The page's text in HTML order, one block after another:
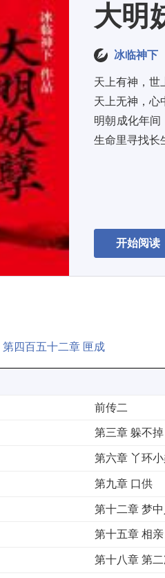
大明
冰临神下
天上有神，世
天上无神，心
明朝成化年间
生命里寻找长
开始阅读
第四百五十二章 匣成
前传二
第三章 躲不掉
第六章 丫环小
第九章 口供
第十二章 梦中
第十五章 相亲
第十八章 第